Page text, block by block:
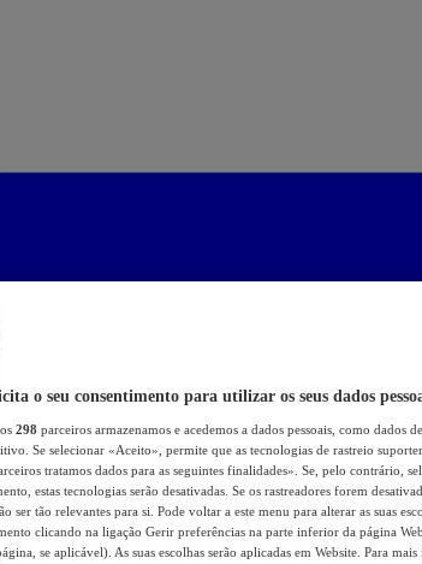
o seu consentimento para utilizar os seus dados
298 parceiros armazenamos e acedemos a dados pessoais, como dados
Se selecionar «Aceito», permite que as tecnologias de rastreio
tratamos dados para as seguintes finalidades». Se, pelo contrário,
estas tecnologias serão desativadas. Se os rastreadores forem
ser tão relevantes para si. Pode voltar a este menu para alterar as suas
clicando na ligação Gerir preferências na parte inferior da página
se aplicável). As suas escolhas serão aplicadas em Website. Para